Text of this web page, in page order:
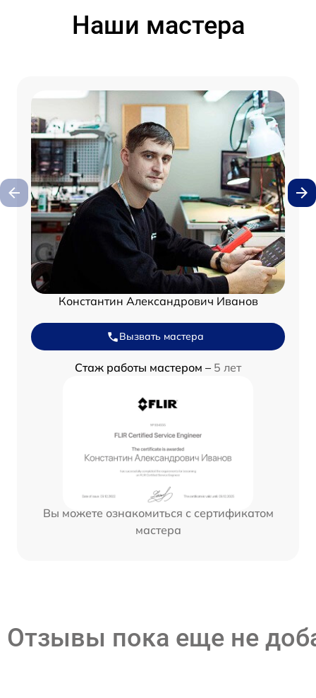
Наши мастера
Константин Александрович Иванов
Вызвать мастера
Стаж работы мастером – 5 лет
Вы можете ознакомиться с сертификатом
мастера
Отзывы пока еще не